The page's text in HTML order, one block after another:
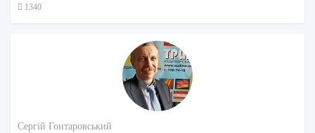
1340
Сергій Гонтаровський